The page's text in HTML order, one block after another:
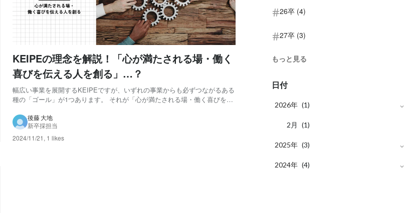
KEIPEの理念を解説！「心が満たされる場・働く
喜びを伝える人を創る」…？
幅広い事業を展開するKEIPEですが、いずれの事業からも必ずつながるある
種の「ゴール」が1つあります。 それが「心が満たされる場・働く喜びを伝
しにくいかと思いますので、ていねいにお伝えしていきます。 「心が満た
される場」とは KEIPEがこの...
後藤 大地
新卒採担当
2024/11/21 , 1 likes
26卒 (4)
27卒 (3)
もっと見る
日付
2026年 (1)
2 月 (1)
2025年 (3)
11月 (2)
2024年 (4)